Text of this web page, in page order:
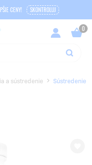
CENY! SKONTROLUJ
a sústredenie Sústredenie